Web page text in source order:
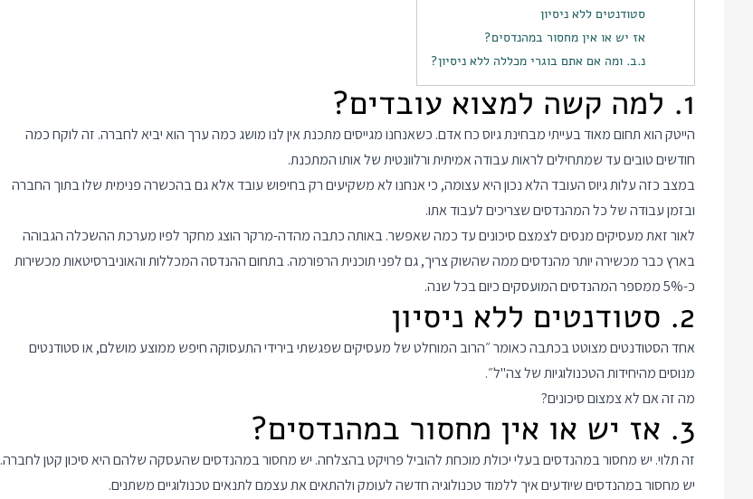
סטודנטים ללא ניסיון
אז יש או אין מחסור במהנדסים?
נ.ב. ומה אם אתם בוגרי מכללה ללא ניסיון?
1. למה קשה למצוא עובדים?
הייטק הוא תחום מאוד בעייתי מבחינת גיוס כח אדם. כשאנחנו מגייסים מתכנת אין לנו מושג כמה ערך הוא יביא לחברה. זה לוקח כמה
חודשים טובים עד שמתחילים לראות עבודה אמיתית ורלוונטית של אותו המתכנת.
במצב כזה עלות גיוס העובד הלא נכון היא עצומה, כי אנחנו לא משקיעים רק בחיפוש עובד אלא גם בהכשרה פנימית שלו בתוך החברה
ובזמן עבודה של כל המהנדסים שצריכים לעבוד אתו.
לאור זאת מעסיקים מנסים לצמצם סיכונים עד כמה שאפשר. באותה כתבה מהדה-מרקר הוצג מחקר לפיו מערכת ההשכלה הגבוהה
בארץ כבר מכשירה יותר מהנדסים ממה שהשוק צריך, גם לפני תוכנית הרפורמה. בתחום ההנדסה המכללות והאוניברסיטאות מכשירות
כ-5% ממספר המהנדסים המועסקים כיום בכל שנה.
2. סטודנטים ללא ניסיון
אחד הסטודנטים מצוטט בכתבה כאומר ״הרוב המוחלט של מעסיקים שפגשתי בירידי התעסוקה חיפש ממוצע מושלם, או סטודנטים
מנוסים מהיחידות הטכנולוגיות של צה"ל״.
מה זה אם לא צמצום סיכונים?
3. אז יש או אין מחסור במהנדסים?
זה תלוי. יש מחסור במהנדסים בעלי יכולת מוכחת להוביל פרויקט בהצלחה. יש מחסור במהנדסים שהעסקה שלהם היא סיכון קטן לחברה.
יש מחסור במהנדסים שיודעים איך ללמוד טכנולוגיה חדשה לעומק ולהתאים את עצמם לתנאים טכנולוגיים משתנים.